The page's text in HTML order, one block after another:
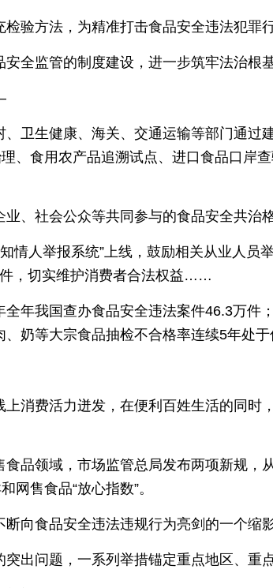
检验方法，为精准打击食品安全违法犯
全监管的制度建设，进一步筑牢法治根基
卫生健康、海关、交通运输等部门通过
、食用农产品追溯试点、进口食品口岸
、社会公众等共同参与的食品安全共治
情人举报系统”上线，鼓励相关从业人员
，切实维护消费者合法权益……
年我国查办食品安全违法案件46.3万件
奶等大宗食品抽检不合格率连续5年处于
消费活力迸发，在便利百姓生活的同时
品领域，市场监管总局发布两项新规，
网售食品“放心指数”。
向食品安全违法违规行为亮剑的一个缩影
突出问题，一系列举措锚定重点地区、